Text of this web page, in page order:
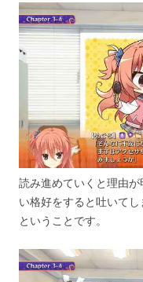
読み進めていくと理由
い格好をすると吐いて
ということです。